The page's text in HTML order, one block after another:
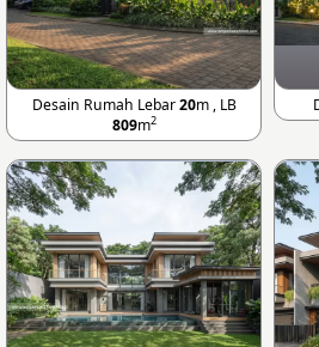
Desain Rumah Lebar20m , LB
809m2